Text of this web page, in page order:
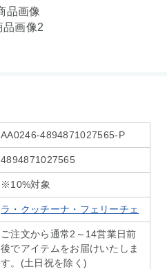
AA0246-4894871027565-P
4894871027565
※10%対象
ラ・クッチーナ・フェリーチェ
ご注文から通常2～14営業日前
後でアイテムをお届けいたしま
す。(土日祝を除く)